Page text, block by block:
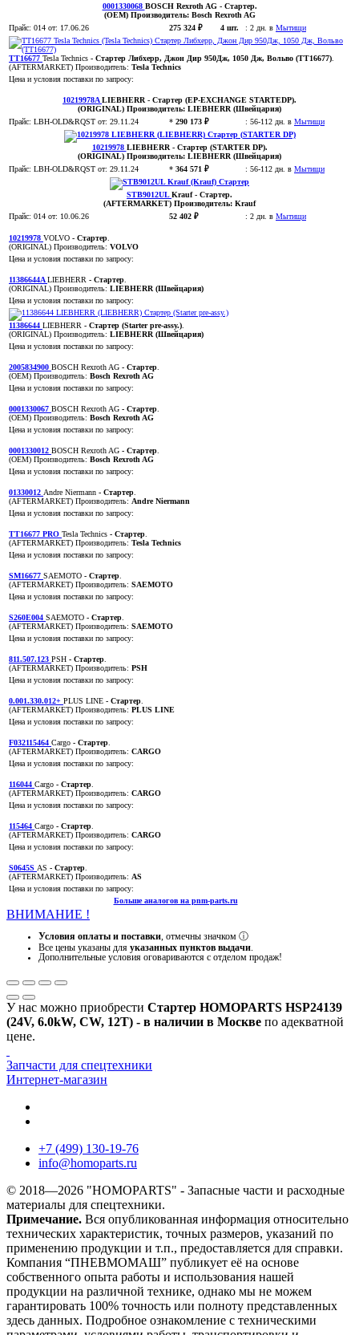
0001330068 BOSCH Rexroth AG - Стартер.
(OEM)Производитель: Bosch Rexroth AG
Прайс: 014 от: 17.06.26 275 324 ₽ 4 шт. : 2 дн. в Мытищи
TT16677 Tesla Technics - Стартер Либхерр, Джон Дир 950Дж, 1050 Дж, Вольво (TT16677)
(AFTERMARKET) Производитель: Tesla Technics
Цена и условия поставки по запросу:
10219978ALIEBHERR - Стартер (EP-EXCHANGE STARTEDP).
(ORIGINAL) Производитель: LIEBHERR (Швейцария)
Прайс: LBH-OLD&RQST от: 29.11.24 * 290 173 ₽ : 56-112 дн. в Мытищи
10219978 LIEBHERR - Стартер (STARTER DP).
(ORIGINAL) Производитель: LIEBHERR (Швейцария)
Прайс: LBH-OLD&RQST от: 29.11.24 * 364 571 ₽ : 56-112 дн. в Мытищи
STB9012ULKrauf- Стартер.
(AFTERMARKET) Производитель: Krauf
Прайс: 014 от: 10.06.26 52 402 ₽ : 2 дн. в Мытищи
10219978 VOLVO - Стартер
(ORIGINAL) Производитель: VOLVO
Цена и условия поставки по запросу:
11386644ALIEBHERR - Стартер
(ORIGINAL) Производитель: LIEBHERR (Швейцария)
Цена и условия поставки по запросу:
11386644 LIEBHERR - Стартер (Starter pre-assy.)
(ORIGINAL) Производитель: LIEBHERR (Швейцария)
Цена и условия поставки по запросу:
2005834900 BOSCH Rexroth AG - Стартер
(OEM) Производитель: Bosch Rexroth AG
Цена и условия поставки по запросу:
0001330067 BOSCH Rexroth AG - Стартер
(OEM) Производитель: Bosch Rexroth AG
Цена и условия поставки по запросу:
0001330012 BOSCH Rexroth AG - Стартер
(OEM) Производитель: Bosch Rexroth AG
Цена и условия поставки по запросу:
01330012 Andre Niermann - Стартер
(AFTERMARKET) Производитель: Andre Niermann
Цена и условия поставки по запросу:
TT16677 PRO Tesla Technics - Стартер
(AFTERMARKET) Производитель: Tesla Technics
Цена и условия поставки по запросу:
SM16677 SAEMOTO - Стартер
(AFTERMARKET) Производитель: SAEMOTO
Цена и условия поставки по запросу:
S260E004 SAEMOTO - Стартер
(AFTERMARKET) Производитель: SAEMOTO
Цена и условия поставки по запросу:
811.507.123 PSH - Стартер
(AFTERMARKET) Производитель: PSH
Цена и условия поставки по запросу:
0.001.330.012+ PLUS LINE - Стартер
(AFTERMARKET) Производитель: PLUS LINE
Цена и условия поставки по запросу:
F032115464 Cargo - Стартер
(AFTERMARKET) Производитель: CARGO
Цена и условия поставки по запросу:
116044 Cargo - Стартер
(AFTERMARKET) Производитель: CARGO
Цена и условия поставки по запросу:
115464 Cargo - Стартер
(AFTERMARKET) Производитель: CARGO
Цена и условия поставки по запросу:
S0645S AS - Стартер
(AFTERMARKET) Производитель: AS
Цена и условия поставки по запросу:
Больше аналогов на pnm-parts.ru
ВНИМАНИЕ !
Условия оплаты и поставки, отмечны значком ⓘ
Все цены указаны для указанных пунктов выдачи.
Дополнительные условия оговариваются с отделом продаж!
У нас можно приобрести Стартер HOMOPARTS HSP24139
(24V, 6.0kW, CW, 12T) - в наличии в Москве по адекватной
цене.
Запчасти для спецтехники
Интернет-магазин
+7 (499) 130-19-76
info@homoparts.ru
© 2018—2026 "HOMOPARTS" - Запасные части и расходные
материалы для спецтехники.
Примечание. Вся опубликованная информация относительно
технических характеристик, точных размеров, указаний по
применению продукции и т.п., предоставляется для справки.
Компания “ПНЕВМОМАШ” публикует её на основе
собственного опыта работы и использования нашей
продукции на различной технике, однако мы не можем
гарантировать 100% точность или полноту представленных
здесь данных. Подробное ознакомление с техническими